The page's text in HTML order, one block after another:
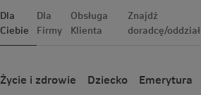
Dla
Ciebie
Dla
Firmy
Obsługa
Klienta
Znajdź
doradcę/oddział
Życie i zdrowie Dziecko Emerytura
Wróć